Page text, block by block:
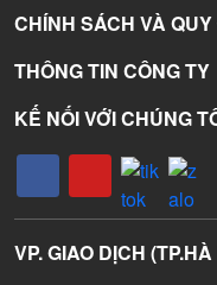
CHÍNH SÁCH VÀ
THÔNG TIN CÔNG TY
KẾ NỐI VỚI CHÚNG
VP. GIAO DỊCH